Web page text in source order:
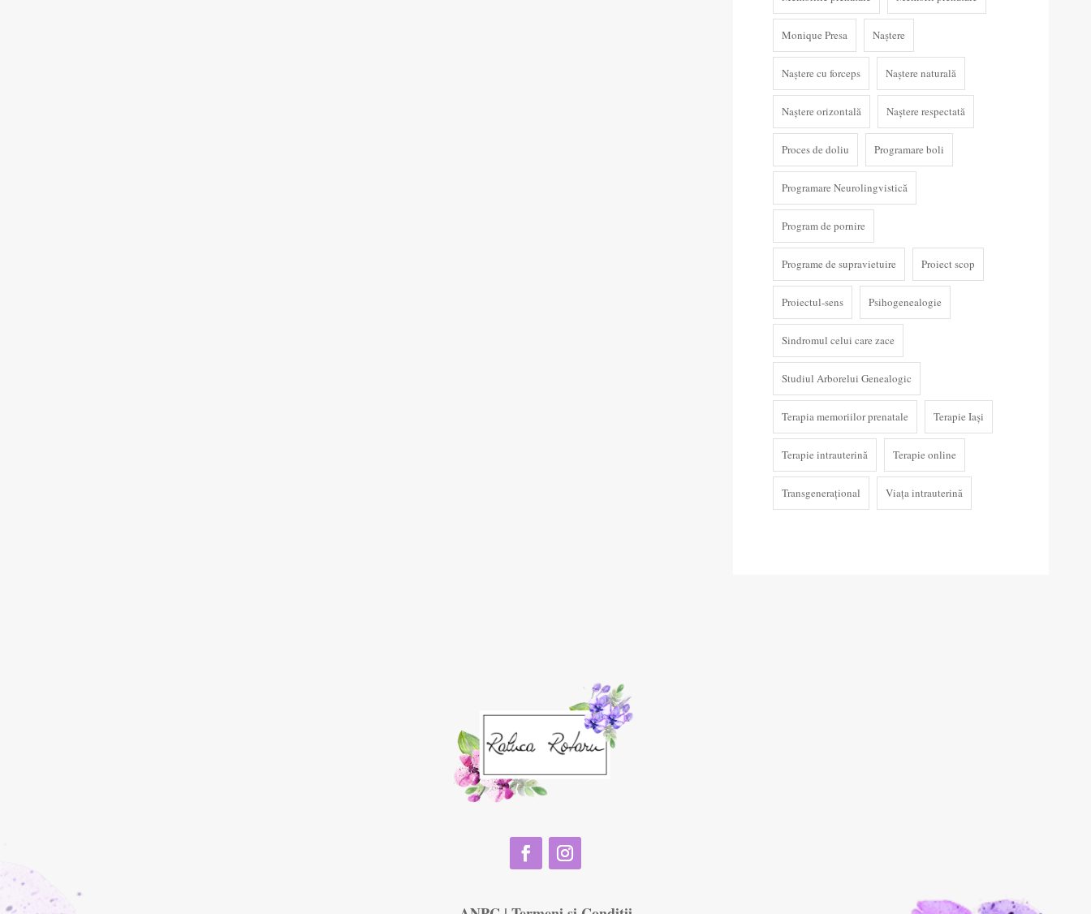
Monique Presa Naștere
Naștere cu forceps Naștere naturală
Naștere orizontală Naștere respectată
Proces de doliu Programare boli
Programare Neurolingvistică
Program de pornire
Programe de supravietuire Proiect scop
Proiectul-sens Psihogenealogie
Sindromul celui care zace
Studiul Arborelui Genealogic
Terapia memoriilor prenatale Terapie Iași
Terapie intrauterină Terapie online
Transgenerațional Viața intrauterină